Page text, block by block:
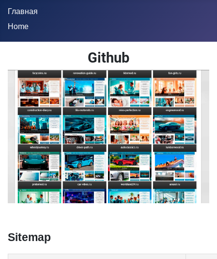
Главная
Home
Github
Sitemap